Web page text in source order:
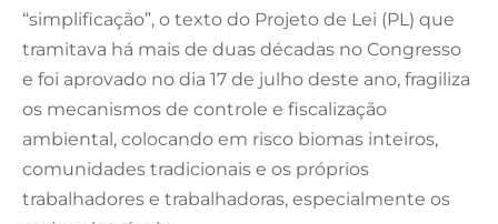
“simplificação”, o texto do Projeto de Lei (PL) que
tramitava há mais de duas décadas no Congresso
e foi aprovado no dia 17 de julho deste ano, fragiliza
os mecanismos de controle e fiscalização
ambiental, colocando em risco biomas inteiros,
comunidades tradicionais e os próprios
trabalhadores e trabalhadoras, especialmente os